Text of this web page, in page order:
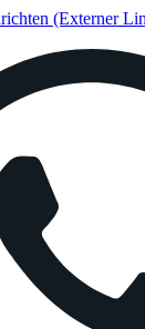
(Externer